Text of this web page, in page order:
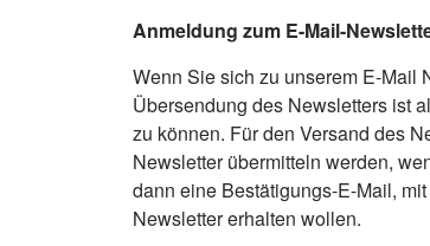
Anmeldung zum E-Mail-
Wenn Sie sich zu unserem E-Mail
Übersendung des Newsletters ist
zu können. Für den Versand des
Newsletter übermitteln werden,
dann eine Bestätigungs-E-Mail,
Newsletter erhalten wollen.